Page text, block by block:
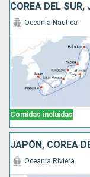
COREA DEL SUR,
Comidas incluidas
Oceania Nautica
JAPÓN, COREA
Oceania Riviera